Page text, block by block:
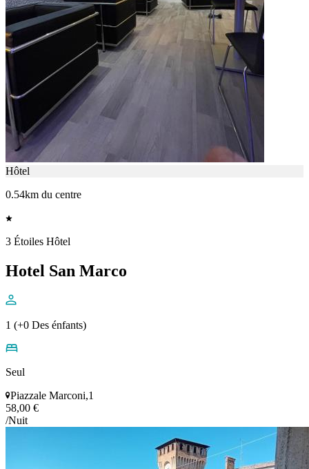
Hôtel
0.54km du centre
3 Étoiles Hôtel
Hotel San Marco
1 (+0 Des énfants)
Seul
Piazzale Marconi,1
58,00 €
/Nuit